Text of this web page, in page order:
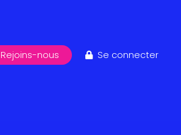
Rejoins-nous Se connecter